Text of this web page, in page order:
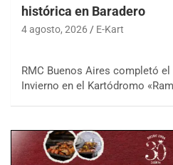
histórica en Baradero
4 agosto, 2026 E-Kart
RMC Buenos Aires completó
Invierno en el Kartódromo